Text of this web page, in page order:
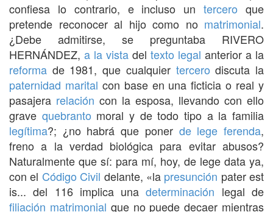
confiesa lo contrario, e incluso untercero que
pretende reconocer al hijo como no matrimonial.
¿Debe admitirse, se preguntaba RIVERO
HERNÁNDEZ, a la vista del texto legal anterior a la
reforma de 1981, que cualquier tercero discuta la
paternidad marital con base en una ficticia o real y
pasajera relación con la esposa, llevando con ello
grave quebranto moral y de todo tipo a la familia
legítima?; ¿no habrá que poner de lege ferenda,
freno a la verdad biológica para evitar abusos?
Naturalmente que sí: para mí, hoy, de lege data ya,
con el Código Civil delante, «la presunción pater est
is... del 116 implica unadeterminación legal de
filiación matrimonial que no puede decaer mientras